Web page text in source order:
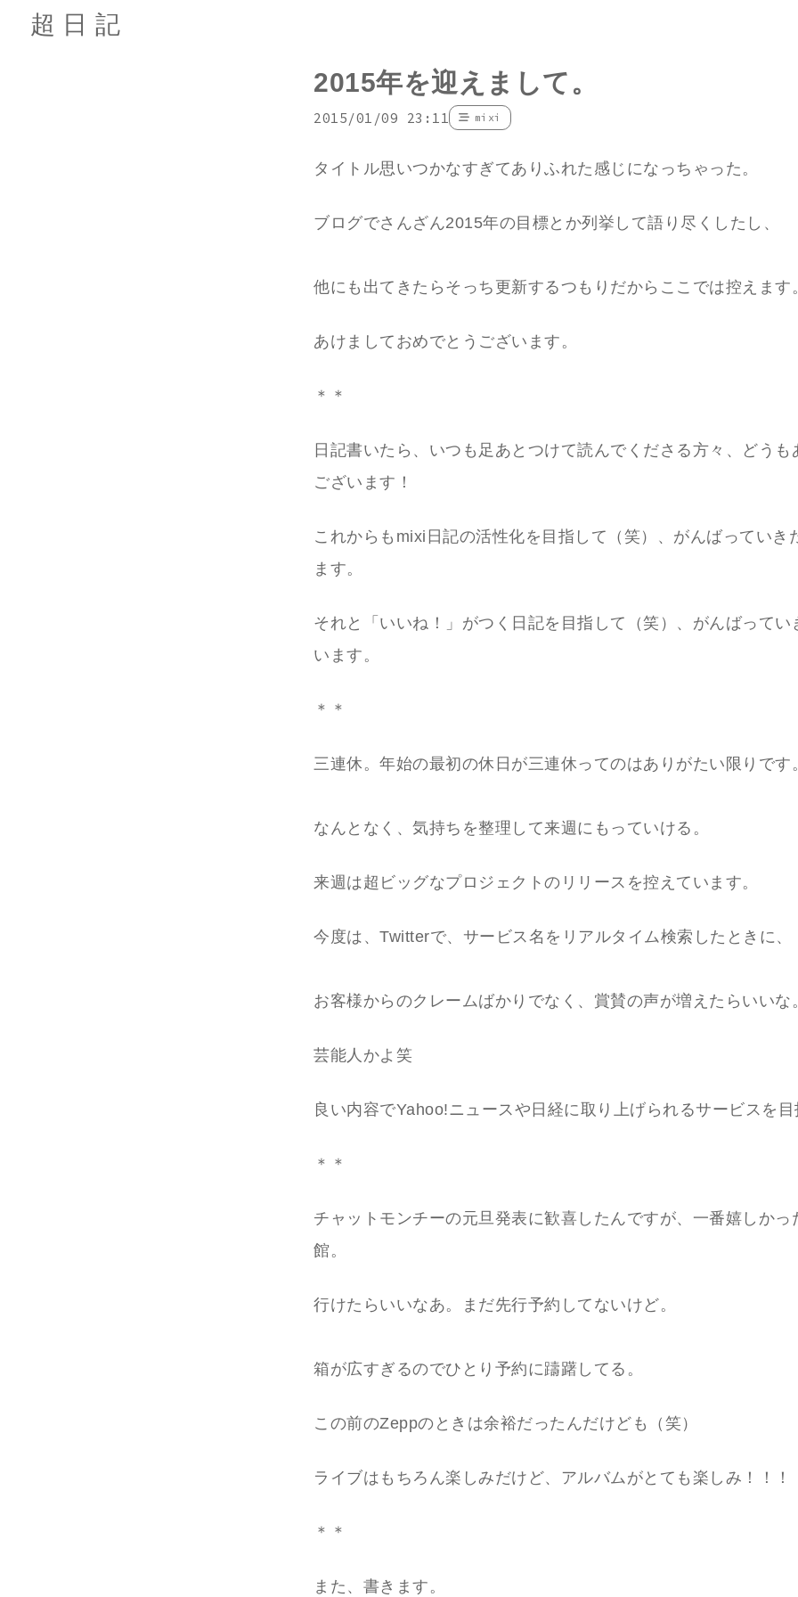
超日記
2015年を迎えまして。
2015/01/09 23:11 mixi
タイトル思いつかなすぎてありふれた感じになっちゃった。
ブログでさんざん2015年の目標とか列挙して語り尽くしたし、
他にも出てきたらそっち更新するつもりだからここでは控えます。
あけましておめでとうございます。
＊＊
日記書いたら、いつも足あとつけて読んでくださる方々、どうも
ございます！
これからもmixi日記の活性化を目指して（笑）、がんばっていき
ます。
それと「いいね！」がつく日記を目指して（笑）、がんばってい
います。
＊＊
三連休。年始の最初の休日が三連休ってのはありがたい限りです。
なんとなく、気持ちを整理して来週にもっていける。
来週は超ビッグなプロジェクトのリリースを控えています。
今度は、Twitterで、サービス名をリアルタイム検索したときに、
お客様からのクレームばかりでなく、賞賛の声が増えたらいいな。
芸能人かよ笑
良い内容でYahoo!ニュースや日経に取り上げられるサービスを目
＊＊
チャットモンチーの元旦発表に歓喜したんですが、一番嬉しかっ
館。
行けたらいいなあ。まだ先行予約してないけど。
箱が広すぎるのでひとり予約に躊躇してる。
この前のZeppのときは余裕だったんだけども（笑）
ライブはもちろん楽しみだけど、アルバムがとても楽しみ！！！
＊＊
また、書きます。